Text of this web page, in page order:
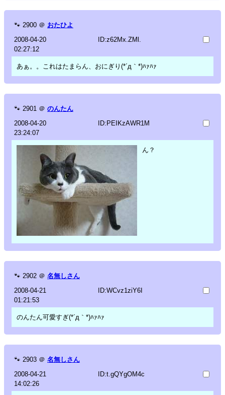
🐾 2900 ＠ おたひよ
2008-04-20
02:27:12
ID:z62Mx.ZMl.
あぁ。。これはたまらん、おにぎり(*´д｀*)ﾊｧﾊｧ
🐾 2901 ＠ のんたん
2008-04-20
23:24:07
ID:PEIKzAWR1M
ん？
🐾 2902 ＠ 名無しさん
2008-04-21
01:21:53
ID:WCvz1ziY6I
のんたん可愛すぎ(*´д｀*)ﾊｧﾊｧ
🐾 2903 ＠ 名無しさん
2008-04-21
14:02:26
ID:t.gQYgOM4c